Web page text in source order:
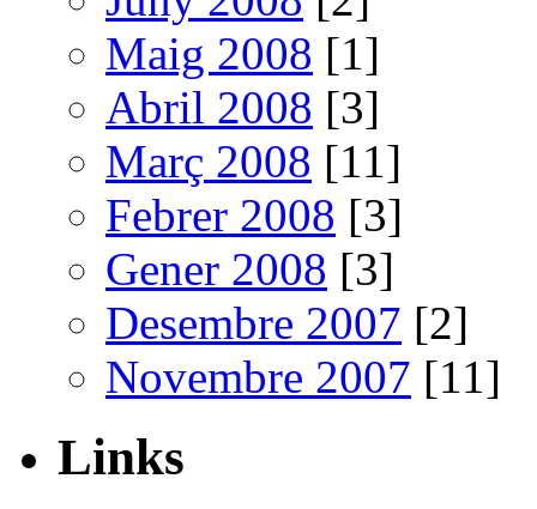
Maig 2008 [1]
Abril 2008 [3]
Març 2008 [11]
Febrer 2008 [3]
Gener 2008 [3]
Desembre 2007 [2]
Novembre 2007 [11]
Links